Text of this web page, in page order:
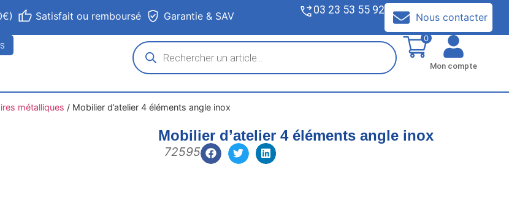
Satisfait ou remboursé Garantie & SAV 03 23 53 55 92
Nous contacter
0
Mon compte
métalliques / Mobilier d’atelier 4 éléments angle inox
Mobilier d’atelier 4 éléments angle inox
72595